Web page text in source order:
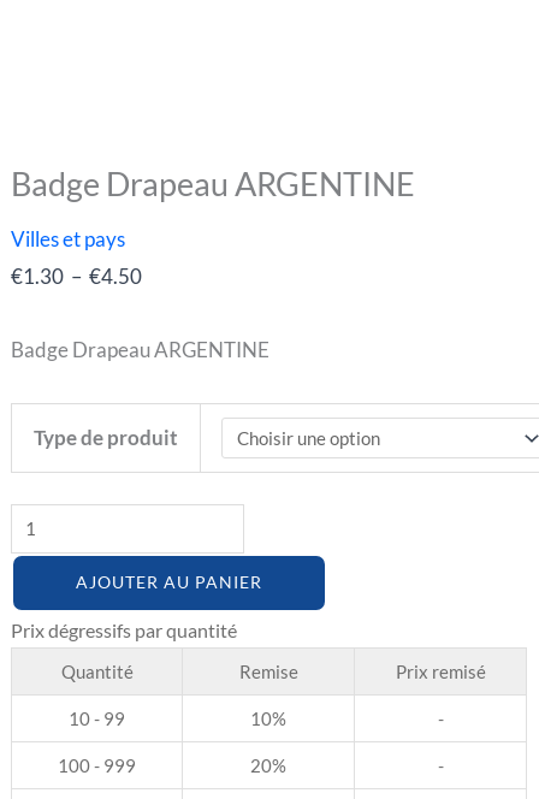
Badge Drapeau ARGENTINE
Villes et pays
€1.30 – €4.50
Plage
Badge Drapeau ARGENTINE
Type de produit
quantité
AJOUTER AU PANIER
Quantité Remise Prix remisé
10 - 99 10% -
100 - 999 20% -